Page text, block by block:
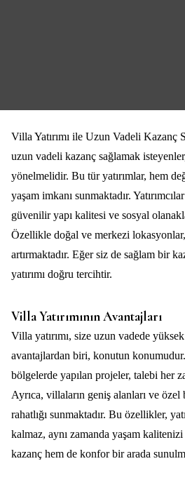
Villa Yatırımı ile Uzun Vadeli Kazanç
uzun vadeli kazanç sağlamak
yönelmelidir. Bu tür yatırımlar, hem
yaşam imkanı sunmaktadır.
güvenilir yapı kalitesi ve sosyal
Özellikle doğal ve merkezi
artırmaktadır. Eğer siz de sağlam bir
yatırımı doğru tercihtir.
Villa Yatırımının Avantajları
Villa yatırımı, size uzun vadede
avantajlardan biri, konutun
bölgelerde yapılan projeler, talebi her
Ayrıca, villaların geniş alanları ve
rahatlığı sunmaktadır. Bu özellikler,
kalmaz, aynı zamanda yaşam
kazanç hem de konfor bir arada